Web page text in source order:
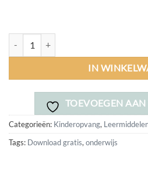
IN
TOEVOEGEN
Categorieën: Kinderopvang,
Tags: Download gratis, onderwijs